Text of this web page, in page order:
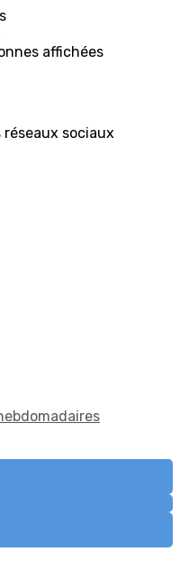
affichées
sociaux